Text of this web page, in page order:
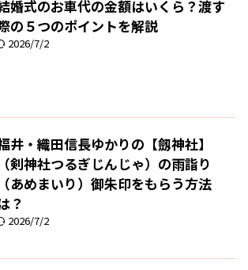
婚式のお車代の金額はいくら？渡す
の５つのポイントを解説
2026/7/2
井・織田信長ゆかりの【劔神社】
（剣神社つるぎじんじゃ）の雨詣り
（あめまいり）御朱印をもらう方法
？
2026/7/2